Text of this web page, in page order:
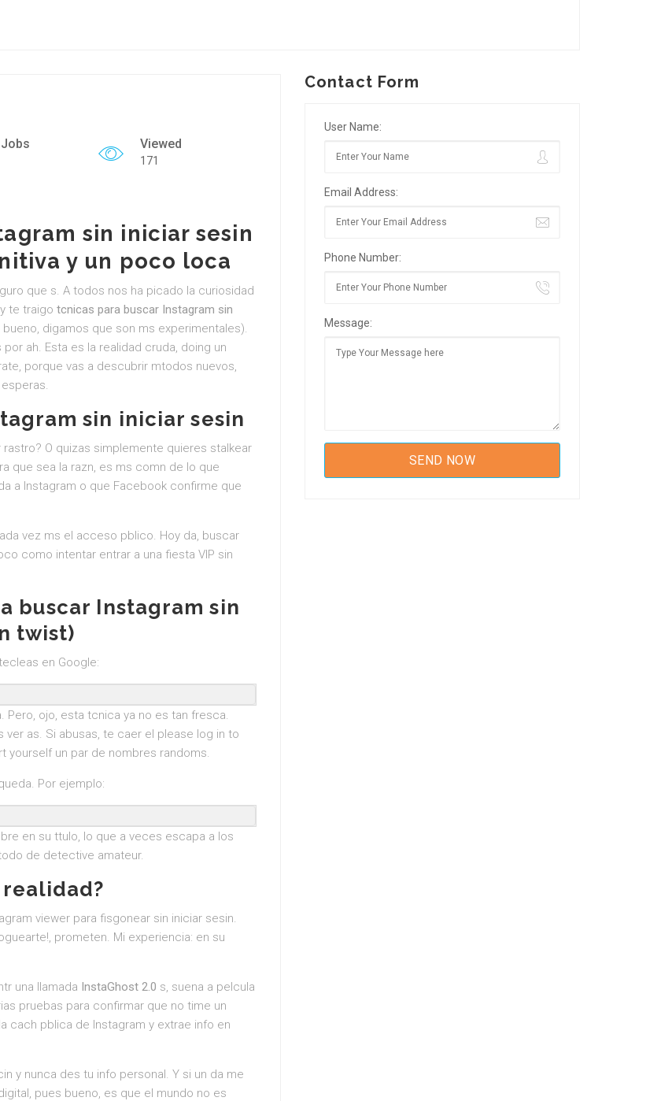
Viewed
171
sin iniciar sesin
y un poco loca
que s. A todos nos ha picado la curiosidad
te traigo tcnicas para buscar Instagram sin
digamos que son ms experimentales).
ah. Esta es la realidad cruda, doing un
porque vas a descubrir mtodos nuevos,
sin iniciar sesin
O quizas simplemente quieres stalkear
que sea la razn, es ms comn de lo que
a Instagram o que Facebook confirme que
vez ms el acceso pblico. Hoy da, buscar
como intentar entrar a una fiesta VIP sin
buscar Instagram sin
twist)
en Google:
Pero, ojo, esta tcnica ya no es tan fresca.
as. Si abusas, te caer el please log in to
yourself un par de nombres randoms.
Por ejemplo:
en su ttulo, lo que a veces escapa a los
de detective amateur.
viewer para fisgonear sin iniciar sesin.
prometen. Mi experiencia: en su
una llamada InstaGhost 2.0 s, suena a pelcula
pruebas para confirmar que no time un
cach pblica de Instagram y extrae info en
y nunca des tu info personal. Y si un da me
pues bueno, es que el mundo no es
Contact Form
User Name:
Email Address:
Phone Number:
Message: